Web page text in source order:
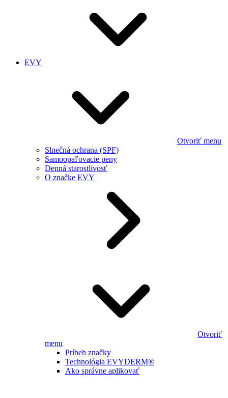
EVY
Otvoriť menu
Slnečná ochrana (SPF)
Samoopaľovacie peny
Denná starostlivosť
O značke EVY
Otvoriť
menu
Príbeh značky
Technológia EVYDERM®
Ako správne aplikovať